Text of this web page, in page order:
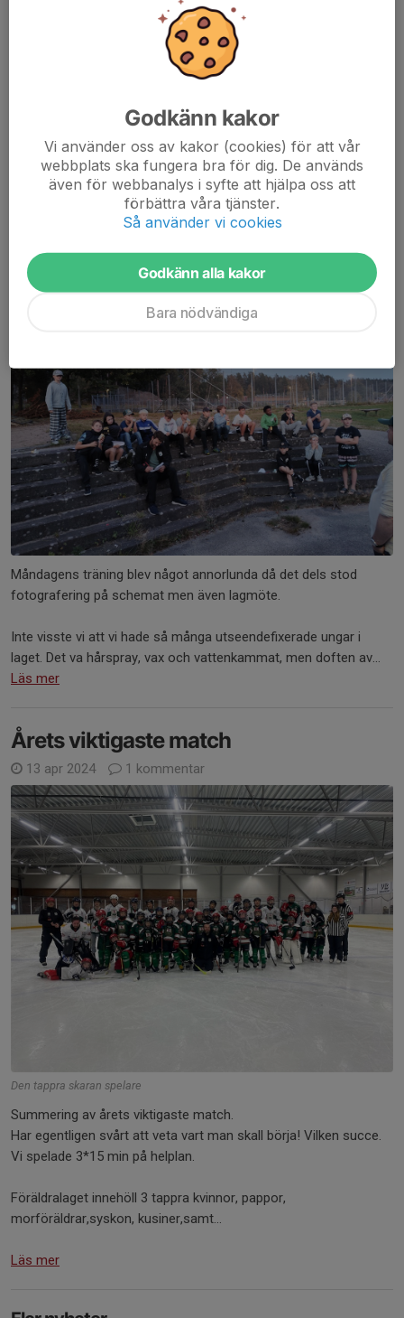
Läs mer
Fotografering och värdegrund
26 sep 2024 1 kommentar
Måndagens träning blev något annorlunda då det dels stod
fotografering på schemat men även lagmöte.
Inte visste vi att vi hade så många utseendefixerade ungar i
laget. Det va hårspray, vax och vattenkammat, men doften av...
Läs mer
Årets viktigaste match
13 apr 2024 1 kommentar
Den tappra skaran spelare
Summering av årets viktigaste match.
Har egentligen svårt att veta vart man skall börja! Vilken succe.
Vi spelade 3*15 min på helplan.
Föräldralaget innehöll 3 tappra kvinnor, pappor,
morföräldrar,syskon, kusiner,samt...
Läs mer
Godkänn kakor
Vi använder oss av kakor (cookies) för att vår
webbplats ska fungera bra för dig. De används
även för webbanalys i syfte att hjälpa oss att
förbättra våra tjänster.
Så använder vi cookies
Godkänn alla kakor
Bara nödvändiga